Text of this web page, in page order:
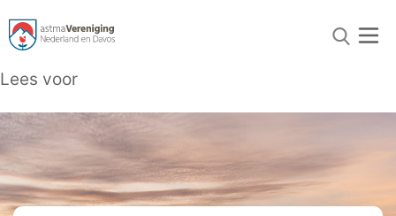
Lees voor